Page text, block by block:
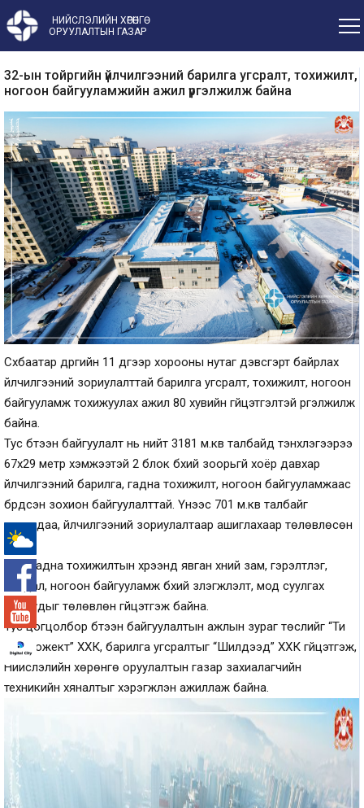
НИЙСЛЭЛИЙН ХӨРӨНГӨ
ОРУУЛАЛТЫН ГАЗАР
32-ын тойргийн үйлчилгээний барилга угсралт, тохижилт,
ногоон байгууламжийн ажил үргэлжилж байна
Сүхбаатар дүүргийн 11 дүгээр хорооны нутаг дэвсгэрт байрлах
үйлчилгээний зориулалттай барилга угсралт, тохижилт, ногоон
байгууламж тохижуулах ажил 80 хувийн гүйцэтгэлтэй үргэлжилж
байна.
Тус бүтээн байгуулалт нь нийт 3181 м.кв талбайд тэнхлэгээрээ
67х29 метр хэмжээтэй 2 блок бүхий зоорьгүй хоёр давхар
үйлчилгээний барилга, гадна тохижилт, ногоон байгууламжаас
бүрдсэн зохион байгуулалттай. Үүнээс 701 м.кв талбайг
худалдаа, үйлчилгээний зориулалтаар ашиглахаар төлөвлөсөн
юм.
Мөн гадна тохижилтын хүрээнд явган хүний зам, гэрэлтүүлэг,
сандал, ногоон байгууламж бүхий зүлэгжүүлэлт, мод суулгах
ажлуудыг төлөвлөн гүйцэтгэж байна.
Тус цогцолбор бүтээн байгуулалтын ажлын зураг төслийг “Ти
Эл прожект” ХХК, барилга угсралтыг “Шилдээд” ХХК гүйцэтгэж,
Нийслэлийн хөрөнгө оруулалтын газар захиалагчийн
техникийн хяналтыг хэрэгжүүлэн ажиллаж байна.